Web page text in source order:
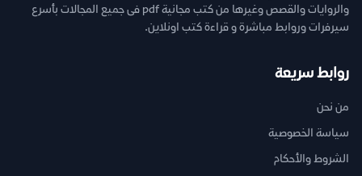
والروايات والقصص وغيرها من كتب مجانية pdf فى جميع المجالات بأسرع
سيرفرات وروابط مباشرة و قراءة كتب اونلاين.
روابط سريعة
من نحن
سياسة الخصوصية
الشروط والأحكام